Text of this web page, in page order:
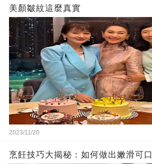
美顏皺紋這麼真實
2023/11/20
烹飪技巧大揭秘：如何做出嫩滑可